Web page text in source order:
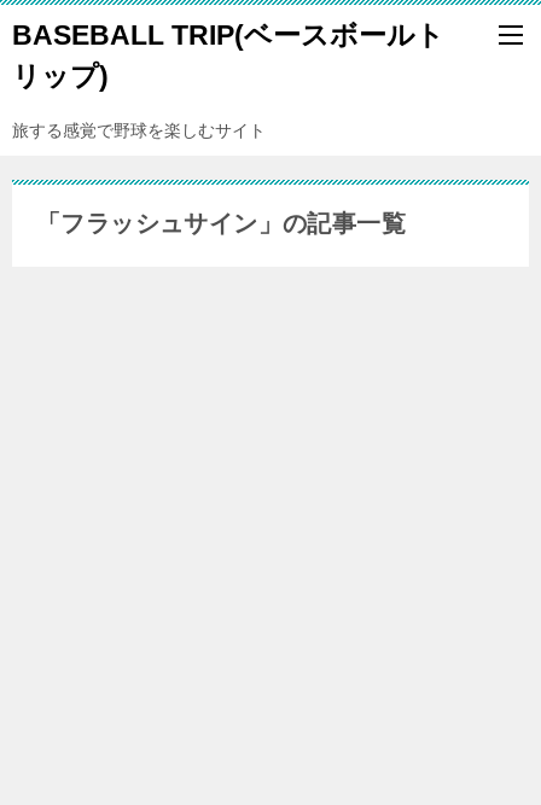
BASEBALL TRIP(ベースボールト
リップ)
旅する感覚で野球を楽しむサイト
「フラッシュサイン」の記事一覧